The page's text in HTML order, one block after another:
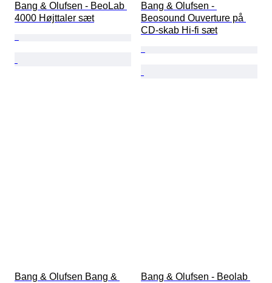
Bang & Olufsen - BeoLab
4000 Højttaler sæt
Bang & Olufsen -
Beosound Ouverture på
CD-skab Hi-fi sæt
Bang & Olufsen Bang &
Bang & Olufsen - Beolab